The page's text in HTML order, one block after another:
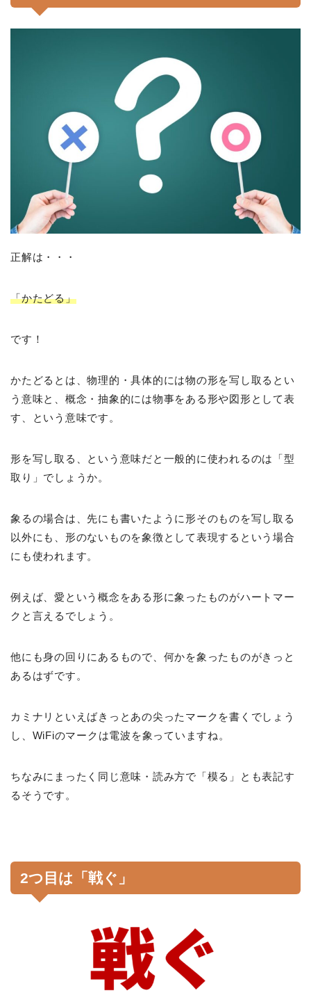
正解は・・・
「かたどる」
です！
かたどるとは、物理的・具体的には物の形を写し取るとい
う意味と、概念・抽象的には物事をある形や図形として表
す、という意味です。
形を写し取る、という意味だと一般的に使われるのは「型
取り」でしょうか。
象るの場合は、先にも書いたように形そのものを写し取る
以外にも、形のないものを象徴として表現するという場合
にも使われます。
例えば、愛という概念をある形に象ったものがハートマー
クと言えるでしょう。
他にも身の回りにあるもので、何かを象ったものがきっと
あるはずです。
カミナリといえばきっとあの尖ったマークを書くでしょう
し、WiFiのマークは電波を象っていますね。
ちなみにまったく同じ意味・読み方で「模る」とも表記す
るそうです。
2つ目は「戦ぐ」